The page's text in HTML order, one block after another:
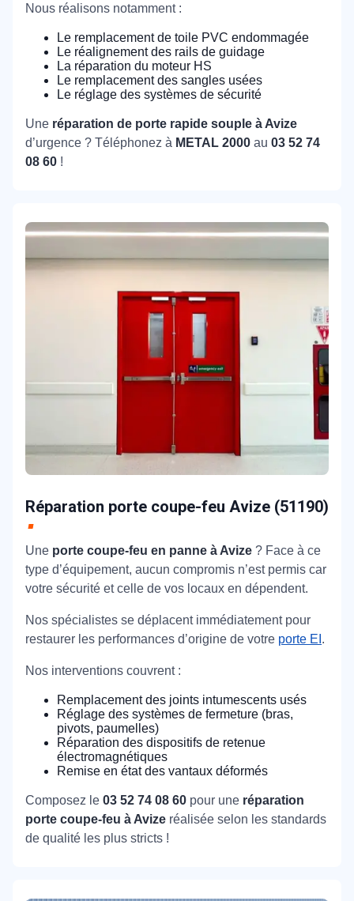
Nous réalisons notamment :
Le remplacement de toile PVC endommagée
Le réalignement des rails de guidage
La réparation du moteur HS
Le remplacement des sangles usées
Le réglage des systèmes de sécurité
Une réparation de porte rapide souple à Avize
d’urgence ? Téléphonez à METAL 2000 au 03 52 74
08 60 !
Réparation porte coupe-feu Avize (51190)
Une porte coupe-feu en panne à Avize ? Face à ce
type d’équipement, aucun compromis n’est permis car
votre sécurité et celle de vos locaux en dépendent.
Nos spécialistes se déplacent immédiatement pour
restaurer les performances d’origine de votre porte EI .
Nos interventions couvrent :
Remplacement des joints intumescents usés
Réglage des systèmes de fermeture (bras,
pivots, paumelles)
Réparation des dispositifs de retenue
électromagnétiques
Remise en état des vantaux déformés
Composez le 03 52 74 08 60 pour une réparation
porte coupe-feu à Avize réalisée selon les standards
de qualité les plus stricts !